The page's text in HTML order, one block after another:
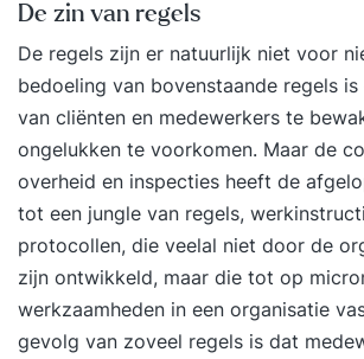
De zin van regels
De regels zijn er natuurlijk niet voor
bedoeling van bovenstaande regels
van cliënten en medewerkers te
ongelukken te voorkomen. Maar de
overheid en inspecties heeft de
tot een jungle van regels,
protocollen, die veelal niet door de
zijn ontwikkeld, maar die tot op
werkzaamheden in een organisatie
gevolg van zoveel regels is dat